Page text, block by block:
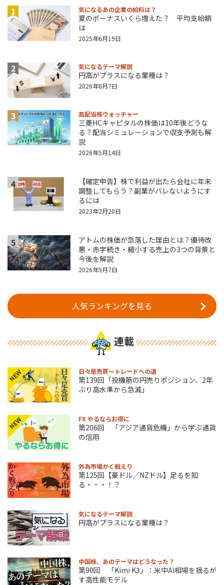
1 気になるあの企業の給料は？
夏のボーナスいくら増えた？ 平均支給額
は
2025年6月19日
2 気になるテーマ解説
円高がプラスになる業種は？
2026年8月7日
3 高配当株ウォッチャー
三菱HCキャピタルの株価は10年後どうな
る？配当シミュレーションで収支予測も解
説
2026年5月14日
4
【確定申告】株で利益が出たら会社に年末
調整してもらう？副業がバレないようにす
るには
2023年2月20日
5
アトムの株価が急落した理由とは？優待改
悪・赤字続き・縮小する売上の3つの背景と
今後を解説
2026年5月7日
人気ランキングを見る
連載
NEW 日々是売買～トレードへの道
第139回「投機筋の円売りポジション、2年
ぶり高水準から急減」
NEW FX やるならお得に
第206回 「アジア通貨危機」から学ぶ通貨
の信用
外為市場かく戦えり
第125回【豪ドル／NZドル】足るを知
る・・・！？
気になるテーマ解説
円高がプラスになる業種は？
中国株、あのテーマはどうなった？
第90回 「Kimi K3」：米中AI相場を揺るが
す高性能モデル